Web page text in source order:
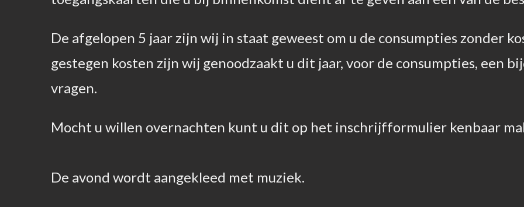
De afgelopen 5 jaar zijn wij in staat geweest om u de consumpties zonder
gestegen kosten zijn wij genoodzaakt u dit jaar, voor de consumpties, een
vragen.
Mocht u willen overnachten kunt u dit op het inschrijfformulier kenbaar
De avond wordt aangekleed met muziek.